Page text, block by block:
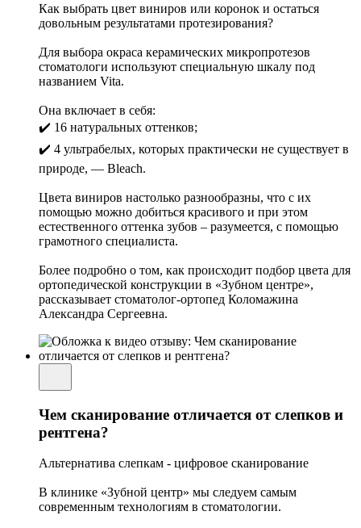
Как выбрать цвет виниров или коронок и остаться
довольным результатами протезирования?
Для выбора окраса керамических микропротезов
стоматологи используют специальную шкалу под
названием Vita.
Она включает в себя:
✔️ 16 натуральных оттенков;
✔️ 4 ультрабелых, которых практически не существует в
природе, — Bleach.
Цвета виниров настолько разнообразны, что с их
помощью можно добиться красивого и при этом
естественного оттенка зубов – разумеется, с помощью
грамотного специалиста.
Более подробно о том, как происходит подбор цвета для
ортопедической конструкции в «Зубном центре»,
рассказывает стоматолог-ортопед Коломажина
Александра Сергеевна.
Чем сканирование отличается от слепков и
рентгена?
Альтернатива слепкам - цифровое сканирование
В клинике «Зубной центр» мы следуем самым
современным технологиям в стоматологии.